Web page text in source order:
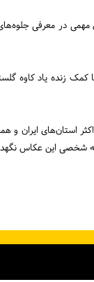
مهمی در معرفی
نمایشگاه عکس خود را
گیلان به اکثر